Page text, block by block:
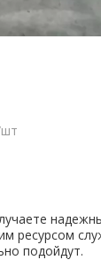
ресурсом
подойдут.